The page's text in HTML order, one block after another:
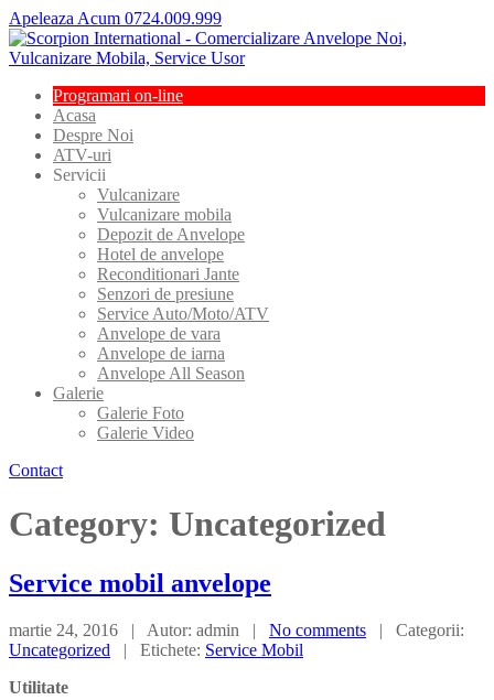
Apeleaza Acum 0724.009.999
Programari on-line
Acasa
Despre Noi
ATV-uri
Servicii
Vulcanizare
Vulcanizare mobila
Depozit de Anvelope
Hotel de anvelope
Reconditionari Jante
Senzori de presiune
Service Auto/Moto/ATV
Anvelope de vara
Anvelope de iarna
Anvelope All Season
Galerie
Galerie Foto
Galerie Video
Contact
Category: Uncategorized
Service mobil anvelope
martie 24, 2016 | Autor: admin | No comments | Categorii:
Uncategorized | Etichete: Service Mobil
Utilitate